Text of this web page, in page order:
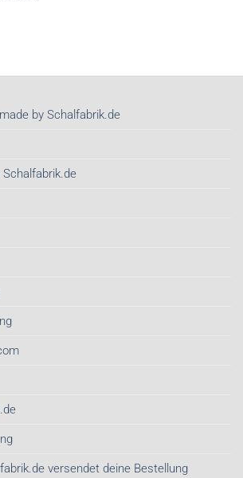
wichtigstes
sind
kaufen
Schals
by Schalfabrik.de
versendet deine Bestellung